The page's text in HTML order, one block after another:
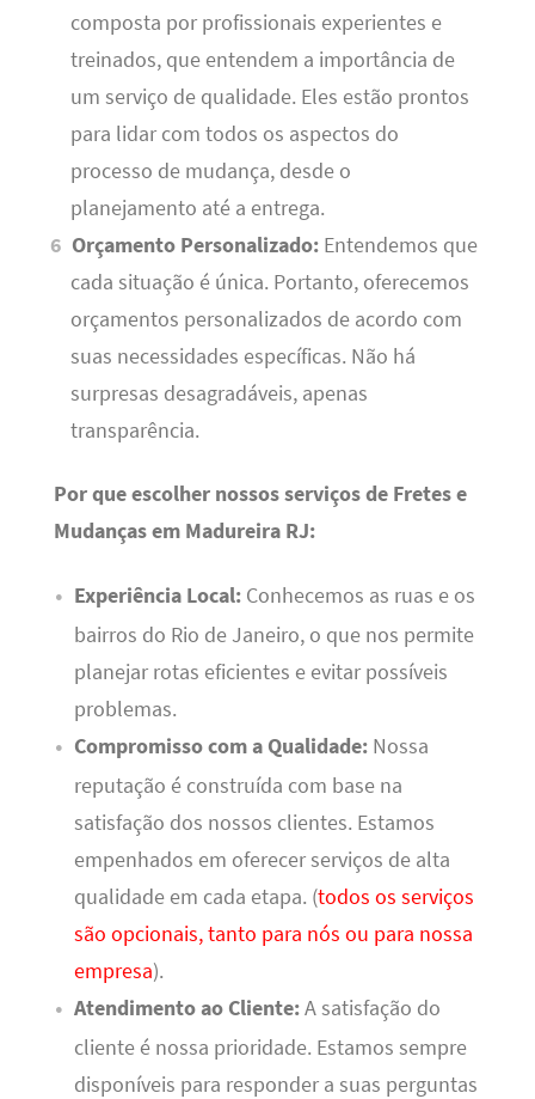
composta por profissionais experientes e
treinados, que entendem a importância de
um serviço de qualidade. Eles estão prontos
para lidar com todos os aspectos do
processo de mudança, desde o
planejamento até a entrega.
Orçamento Personalizado: Entendemos que
cada situação é única. Portanto, oferecemos
orçamentos personalizados de acordo com
suas necessidades específicas. Não há
surpresas desagradáveis, apenas
transparência.
Por que escolher nossos serviços de Fretes e
Mudanças em Madureira RJ:
Experiência Local:Conhecemos as ruas e os
bairros do Rio de Janeiro, o que nos permite
planejar rotas eficientes e evitar possíveis
problemas.
Compromisso com a Qualidade:Nossa
reputação é construída com base na
satisfação dos nossos clientes. Estamos
empenhados em oferecer serviços de alta
qualidade em cada etapa. (todos os serviços
são opcionais, tanto para nós ou para nossa
empresa).
Atendimento ao Cliente:A satisfação do
cliente é nossa prioridade. Estamos sempre
disponíveis para responder a suas perguntas